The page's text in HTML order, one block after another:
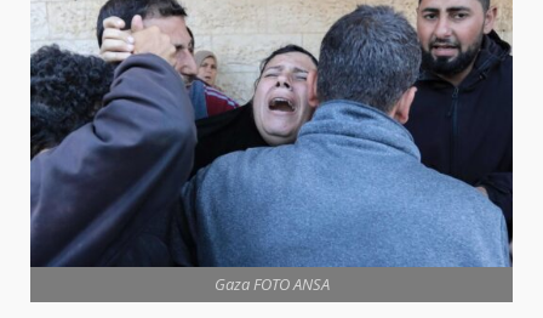
Gaza FOTO ANSA